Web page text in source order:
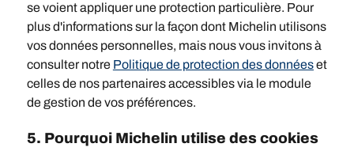
se voient appliquer une protection particulière. Pour
plus d'informations sur la façon dont Michelin utilisons
vos données personnelles, mais nous vous invitons à
consulter notre Politique de protection des donnéeset
celles de nos partenaires accessibles via le module
de gestion de vos préférences.
5. Pourquoi Michelin utilise des cookies